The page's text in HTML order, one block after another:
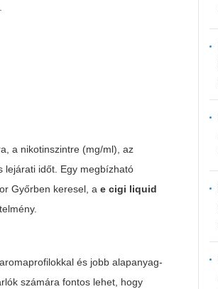
a nikotinszintre (mg/ml), az
lejárati időt. Egy megbízható
Győrben keresel, ae cigi liquid
és jobb alapanyag-
számára fontos lehet, hogy